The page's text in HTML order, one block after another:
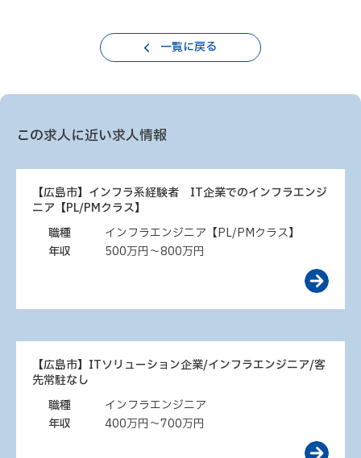
一覧に戻る
この求人に近い求人情報
【広島市】インフラ系経験者 IT企業でのインフラエンジ
ニア【PL/PMクラス】
職種
インフラエンジニア【PL/PMクラス】
年収
500万円～800万円
【広島市】ITソリューション企業/インフラエンジニア/客
先常駐なし
職種
インフラエンジニア
年収
400万円～700万円